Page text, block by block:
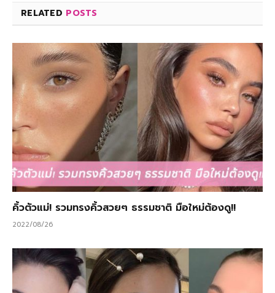
RELATED POSTS
คิ้วตัวแม่! รวมทรงคิ้วสวยๆ ธรรมชาติ มือใหม่ต้องดู!!
2022/08/26